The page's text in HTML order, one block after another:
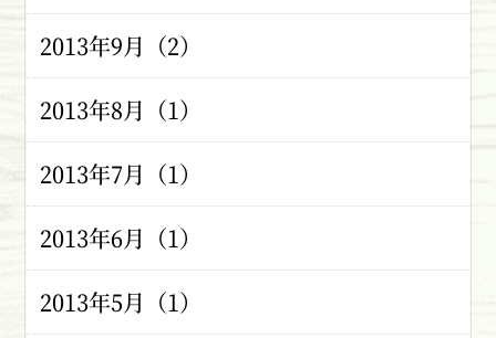
2013年9月（2）
2013年8月（1）
2013年7月（1）
2013年6月（1）
2013年5月（1）